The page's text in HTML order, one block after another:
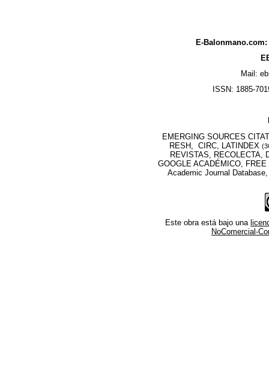
E-
Mail:
ISSN: 1885-
EMERGING SOURCES
RESH, CIRC, LATINDEX
REVISTAS, RECOLECTA,
GOOGLE ACADÉMICO,
Academic Journal
Este obra está bajo una
NoComercial-